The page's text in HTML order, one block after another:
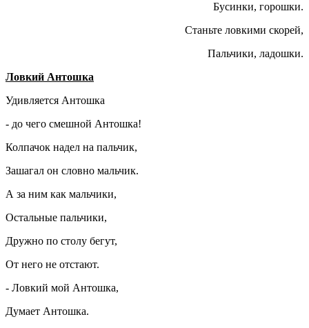
Бусинки, горошки.
Станьте ловкими скорей,
Пальчики, ладошки.
Ловкий Антошка
Удивляется Антошка
- до чего смешной Антошка!
Колпачок надел на пальчик,
Зашагал он словно мальчик.
А за ним как мальчики,
Остальные пальчики,
Дружно по столу бегут,
От него не отстают.
- Ловкий мой Антошка,
Думает Антошка.